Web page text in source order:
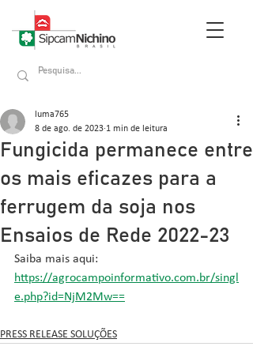
Fungicida permanece entre
os mais eficazes para a
ferrugem da soja nos
Ensaios de Rede 2022-23
luma765
8 de ago. de 2023 1 min de leitura
Saiba mais aqui:
https://agrocampoinformativo.com.br/singl
e.php?id=NjM2Mw==
PRESS RELEASE SOLUÇÕES